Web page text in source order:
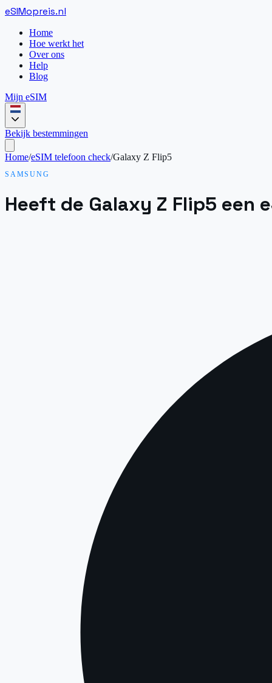
eSIMopreis.nl
Home
Hoe werkt het
Over ons
Help
Blog
Mijn eSIM
Bekijk bestemmingen
Home/eSIM telefoon check/Galaxy Z Flip5
SAMSUNG
Heeft de Galaxy Z Flip5 een